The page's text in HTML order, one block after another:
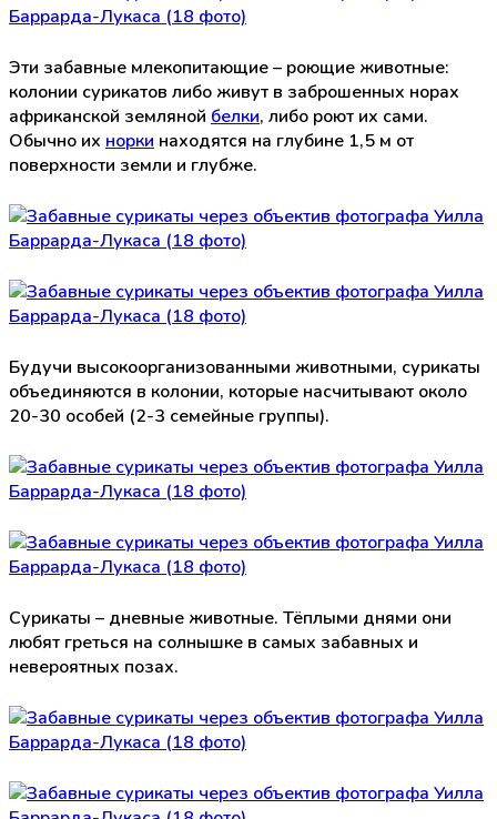
Эти забавные млекопитающие – роющие животные:
колонии сурикатов либо живут в заброшенных норах
африканской земляной белки, либо роют их сами.
Обычно их норки находятся на глубине 1,5 м от
поверхности земли и глубже.
Будучи высокоорганизованными животными, сурикаты
объединяются в колонии, которые насчитывают около
20-30 особей (2-3 семейные группы).
Сурикаты – дневные животные. Тёплыми днями они
любят греться на солнышке в самых забавных и
невероятных позах.